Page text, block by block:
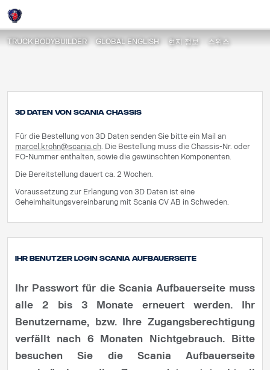
Willkommen bei Scania Schweiz AG
TRUCK BODYBUILDER GLOBAL ENGLISH 현지 정보 스위스
3D Daten von Scania Chassis
Für die Bestellung von 3D Daten senden Sie bitte ein Mail an
marcel.krohn@scania.ch. Die Bestellung muss die Chassis-Nr. oder
FO-Nummer enthalten, sowie die gewünschten Komponenten.
Die Bereitstellung dauert ca. 2 Wochen.
Voraussetzung zur Erlangung von 3D Daten ist eine
Geheimhaltungsvereinbarung mit Scania CV AB in Schweden.
Ihr Benutzer Login Scania Aufbauerseite
Ihr Passwort für die Scania Aufbauerseite muss
alle 2 bis 3 Monate erneuert werden. Ihr
Benutzername, bzw. Ihre Zugangsberechtigung
verfällt nach 6 Monaten Nichtgebrauch. Bitte
besuchen Sie die Scania Aufbauerseite